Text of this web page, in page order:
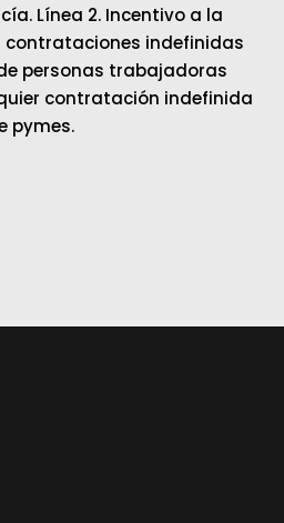
Línea 2. Incentivo a la
contrataciones indefinidas
personas trabajadoras
contratación indefinida
pymes.